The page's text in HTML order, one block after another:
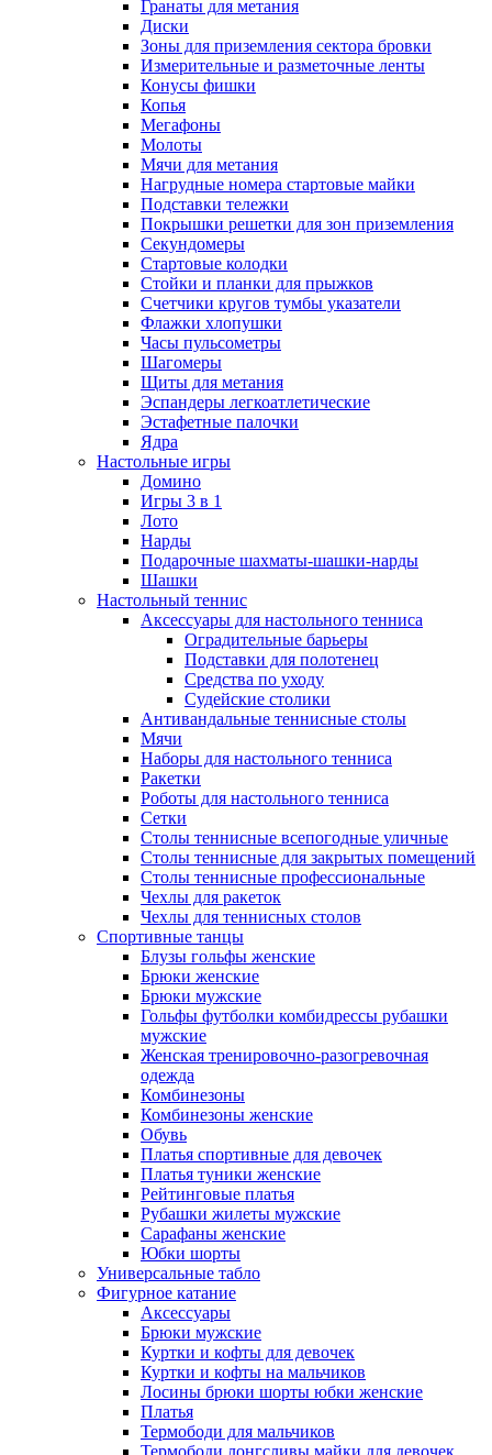
Гранаты для метания
Диски
Зоны для приземления сектора бровки
Измерительные и разметочные ленты
Конусы фишки
Копья
Мегафоны
Молоты
Мячи для метания
Нагрудные номера стартовые майки
Подставки тележки
Покрышки решетки для зон приземления
Секундомеры
Стартовые колодки
Стойки и планки для прыжков
Счетчики кругов тумбы указатели
Флажки хлопушки
Часы пульсометры
Шагомеры
Щиты для метания
Эспандеры легкоатлетические
Эстафетные палочки
Ядра
Настольные игры
Домино
Игры 3 в 1
Лото
Нарды
Подарочные шахматы-шашки-нарды
Шашки
Настольный теннис
Аксессуары для настольного тенниса
Оградительные барьеры
Подставки для полотенец
Средства по уходу
Судейские столики
Антивандальные теннисные столы
Мячи
Наборы для настольного тенниса
Ракетки
Роботы для настольного тенниса
Сетки
Столы теннисные всепогодные уличные
Столы теннисные для закрытых помещений
Столы теннисные профессиональные
Чехлы для ракеток
Чехлы для теннисных столов
Спортивные танцы
Блузы гольфы женские
Брюки женские
Брюки мужские
Гольфы футболки комбидрессы рубашки
мужские
Женская тренировочно-разогревочная
одежда
Комбинезоны
Комбинезоны женские
Обувь
Платья спортивные для девочек
Платья туники женские
Рейтинговые платья
Рубашки жилеты мужские
Сарафаны женские
Юбки шорты
Универсальные табло
Фигурное катание
Аксессуары
Брюки мужские
Куртки и кофты для девочек
Куртки и кофты на мальчиков
Лосины брюки шорты юбки женские
Платья
Термободи для мальчиков
Термободи лонгсливы майки для девочек